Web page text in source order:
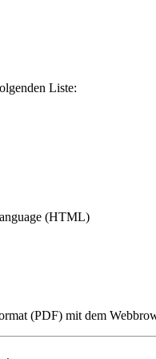
Liste:
(HTML)
(PDF) mit dem